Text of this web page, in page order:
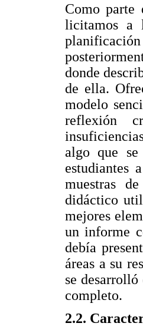
Como parte
licitamos a
donde
de ella.
modelo
reflexión
algo que
estudiantes
muestras
didáctico
mejores
un informe
debía
áreas a su
se
completo.
2.2.